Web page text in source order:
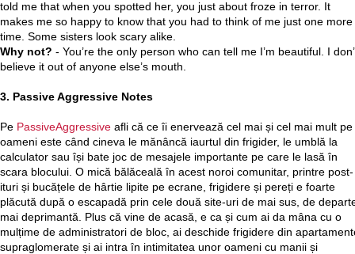
told me that when you spotted her, you just about froze in terror. It
makes me so happy to know that you had to think of me just one more
time. Some sisters look scary alike.
Why not? - You’re the only person who can tell me I’m beautiful. I
believe it out of anyone else’s mouth.
3. Passive Aggressive Notes
Pe PassiveAggressive afli că ce îi enervează cel mai și cel mai mult pe
oameni este când cineva le mănâncă iaurtul din frigider, le umblă la
calculator sau își bate joc de mesajele importante pe care le lasă în
scara blocului. O mică bălăceală în acest noroi comunitar, printre post-
ituri și bucățele de hârtie lipite pe ecrane, frigidere și pereți e foarte
plăcută după o escapadă prin cele două site-uri de mai sus, de
mai deprimantă. Plus că vine de acasă, e ca și cum ai da mâna cu o
mulțime de administratori de bloc, ai deschide frigidere din
supraglomerate și ai intra în intimitatea unor oameni cu manii și